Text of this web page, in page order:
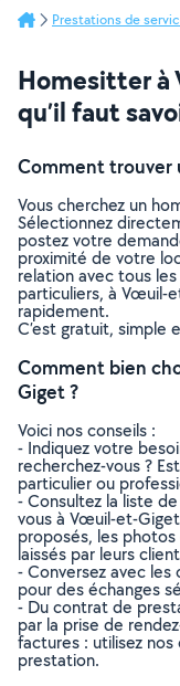
Prestations de
Homesitter
qu’il faut
Comment trouver
Vous cherchez un
Sélectionnez
postez votre
proximité de votre
relation avec tous
particuliers, à Vœuil-
rapidement.
C’est gratuit, simple
Comment bien
Giget ?
Voici nos conseils :
- Indiquez votre
recherchez-vous ?
particulier ou
- Consultez la liste
vous à Vœuil-et-
proposés, les
laissés par leurs
- Conversez avec les
pour des échanges
- Du contrat de
par la prise de
factures : utilisez
prestation.